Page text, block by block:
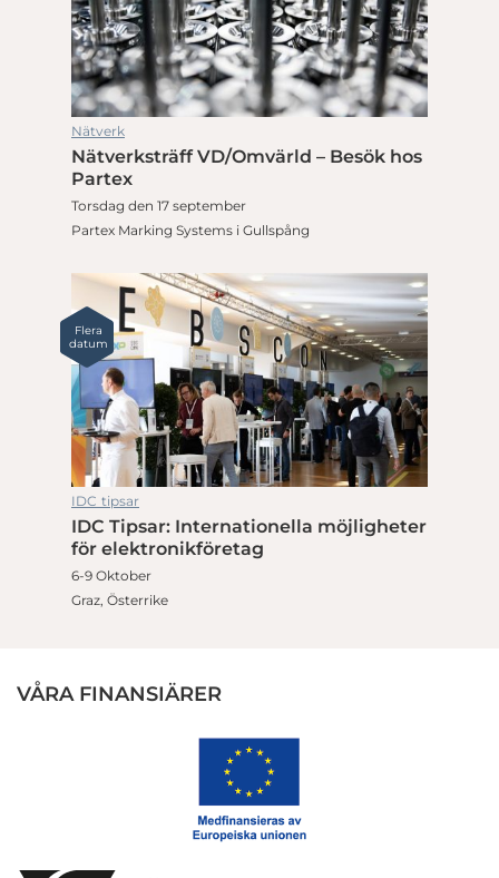
Nätverk
Nätverksträff VD/Omvärld – Besök hos
Partex
Torsdag den 17 september
Partex Marking Systems i Gullspång
Flera
datum
IDC tipsar
IDC Tipsar: Internationella möjligheter
för elektronikföretag
6-9 Oktober
Graz, Österrike
VÅRA FINANSIÄRER